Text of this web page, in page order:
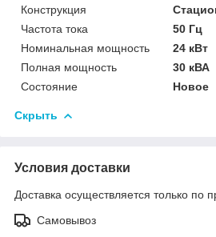
Конструкция
Частота тока
50 Гц
Номинальная мощность
24 кВт
Полная мощность
30 кВА
Состояние
Новое
Скрыть
Условия доставки
Доставка осуществляется только по
Самовывоз